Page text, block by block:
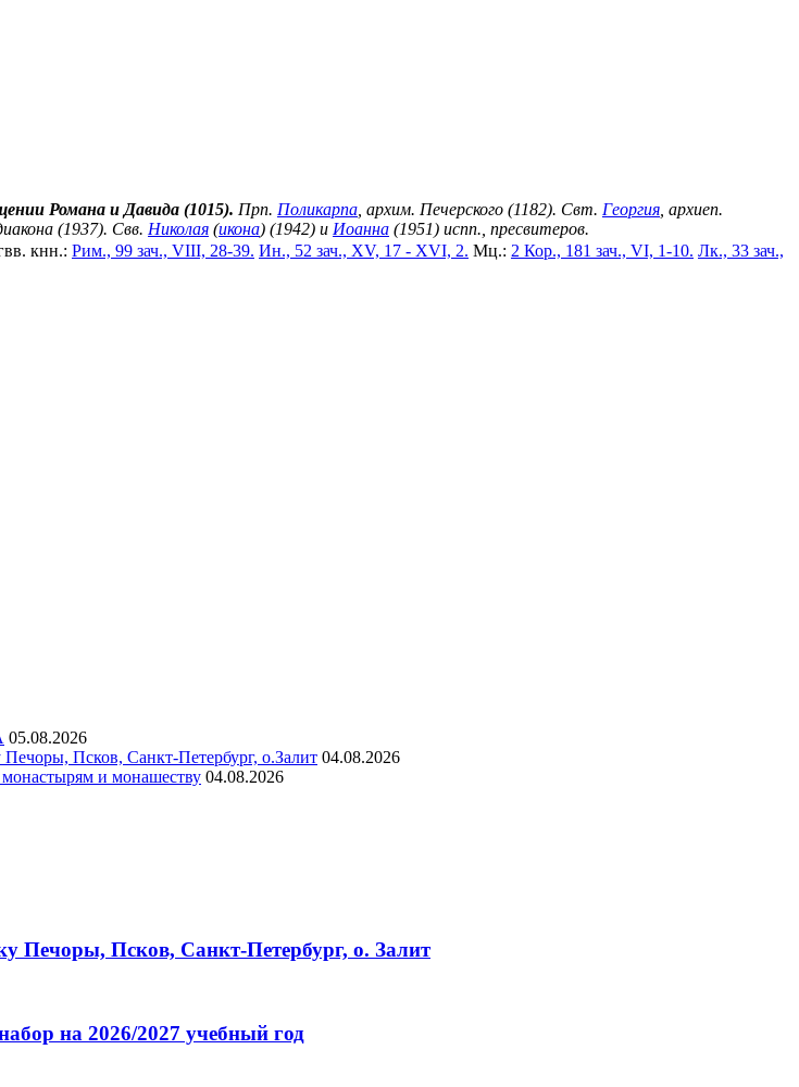
Романа и Давида (1015). Прп. Поликарпа , архим. Печерского (1182). Свт. Георгия , архиеп.
(1937). Свв. Николая (икона) (1942) и Иоанна (1951) испп., пресвитеров.
кнн.: Рим., 99 зач., VIII, 28-39. Ин., 52 зач., XV, 17 - XVI, 2. Мц.: 2 Кор., 181 зач., VI, 1-10. Лк., 33 зач.,
05.08.2026
Псков, Санкт-Петербург, о.Залит 04.08.2026
и монашеству 04.08.2026
Печоры, Псков, Санкт-Петербург, о. Залит
на 2026/2027 учебный год